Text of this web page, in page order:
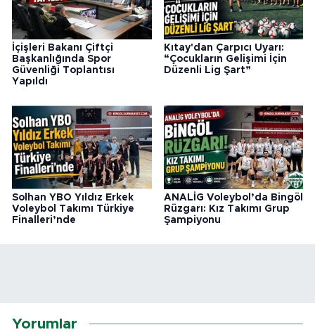
İçişleri Bakanı Çiftçi
Başkanlığında Spor
Güvenliği Toplantısı
Yapıldı
Kıtay'dan Çarpıcı Uyarı:
“Çocukların Gelişimi İçin
Düzenli Lig Şart”
Solhan YBO Yıldız Erkek
Voleybol Takımı Türkiye
Finalleri’nde
ANALİG Voleybol’da Bingöl
Rüzgarı: Kız Takımı Grup
Şampiyonu
Yorumlar